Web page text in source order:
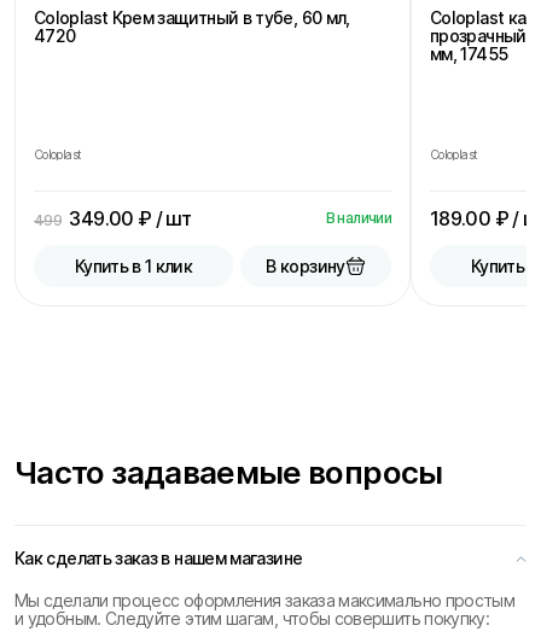
Coloplast Крем защитный в тубе, 60 мл,
4720
Coloplast
499 349.00 ₽ / шт В наличии
Купить в 1 клик В корзину
Coloplast
прозрачный,
мм, 17455
Coloplast
189.00 ₽ /
Купить в
Часто задаваемые вопросы
Как сделать заказ в нашем магазине
Мы сделали процесс оформления заказа максимально простым
и удобным. Следуйте этим шагам, чтобы совершить покупку: